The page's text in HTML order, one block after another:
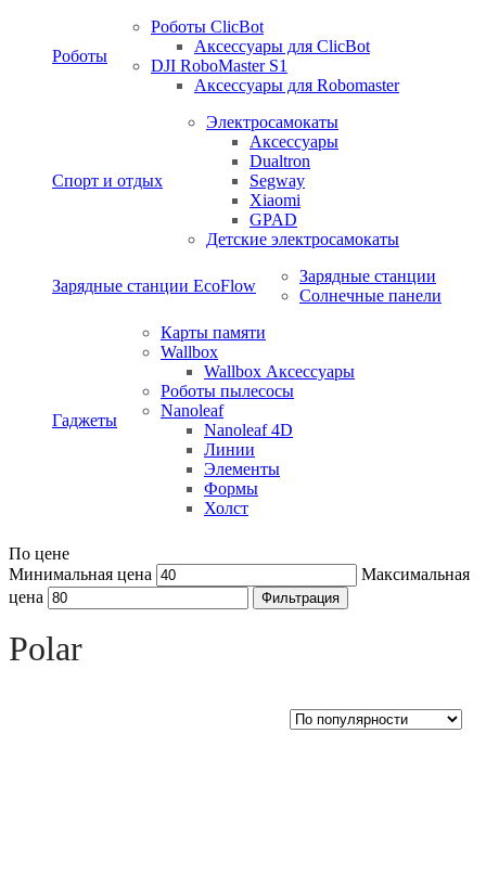
Роботы
Роботы ClicBot
Аксессуары для ClicBot
DJI RoboMaster S1
Аксессуары для Robomaster
Спорт и отдых
Электросамокаты
Аксессуары
Dualtron
Segway
Xiaomi
GPAD
Детские электросамокаты
Зарядные станции EcoFlow
Зарядные станции
Солнечные панели
Гаджеты
Карты памяти
Wallbox
Wallbox Аксессуары
Роботы пылесосы
Nanoleaf
Nanoleaf 4D
Линии
Элементы
Формы
Холст
По цене
Минимальная цена
Максимальная
цена
Фильтрация
Polar